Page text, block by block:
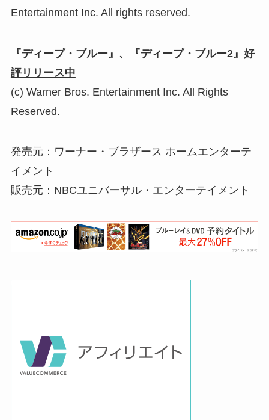
Entertainment Inc. All rights reserved.
『ディープ・ブルー』、『ディープ・ブルー2』好
評リリース中
(c) Warner Bros. Entertainment Inc. All Rights
Reserved.
発売元：ワーナー・ブラザース ホームエンターテ
イメント
販売元：NBCユニバーサル・エンターテイメント